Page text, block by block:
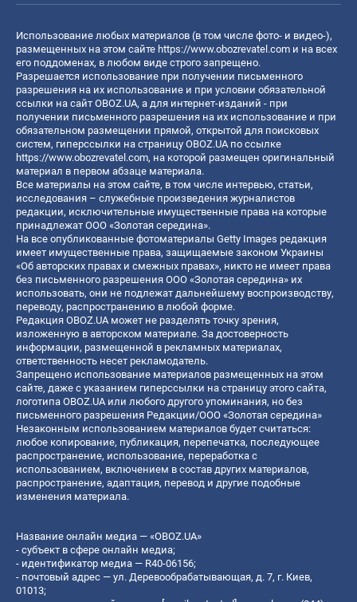
Использование любых материалов (в том числе фото- и видео-),
размещенных на этом сайте https://www.obozrevatel.com и на всех
его поддоменах, в любом виде строго запрещено.
Разрешается использование при получении письменного
разрешения на их использование и при условии обязательной
ссылки на сайт OBOZ.UA, а для интернет-изданий - при
получении письменного разрешения на их использование и при
обязательном размещении прямой, открытой для поисковых
систем, гиперссылки на страницу OBOZ.UA по ссылке
https://www.obozrevatel.com, на которой размещен оригинальный
материал в первом абзаце материала.
Все материалы на этом сайте, в том числе интервью, статьи,
исследования – служебные произведения журналистов
редакции, исключительные имущественные права на которые
принадлежат ООО «Золотая середина».
На все опубликованные фотоматериалы Getty Images редакция
имеет имущественные права, защищаемые законом Украины
«Об авторских правах и смежных правах», никто не имеет права
без письменного разрешения ООО «Золотая середина» их
использовать, они не подлежат дальнейшему воспроизводству,
переводу, распространению в любой форме.
Редакция OBOZ.UA может не разделять точку зрения,
изложенную в авторском материале. За достоверность
информации, размещенной в рекламных материалах,
ответственность несет рекламодатель.
Запрещено использование материалов размещенных на этом
сайте, даже с указанием гиперссылки на страницу этого сайта,
логотипа OBOZ.UA или любого другого упоминания, но без
письменного разрешения Редакции/ООО «Золотая середина»
Незаконным использованием материалов будет считаться:
любое копирование, публикация, перепечатка, последующее
распространение, использование, переработка с
использованием, включением в состав других материалов,
распространение, адаптация, перевод и другие подобные
изменения материала.
Название онлайн медиа — «OBOZ.UA»
- субъект в сфере онлайн медиа;
- идентификатор медиа — R40-06156;
- почтовый адрес — ул. Деревообрабатывающая, д. 7, г. Киев,
01013;